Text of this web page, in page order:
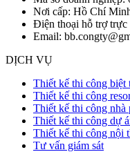
Nơi cấp: Hồ Chí
Điện thoại hỗ trợ trực
Email:
DỊCH VỤ
Thiết kế thi công biệt
Thiết kế thi công
Thiết kế thi công nhà
Thiết kế thi công dự
Thiết kế thi công nội
Tư vấn giám sát